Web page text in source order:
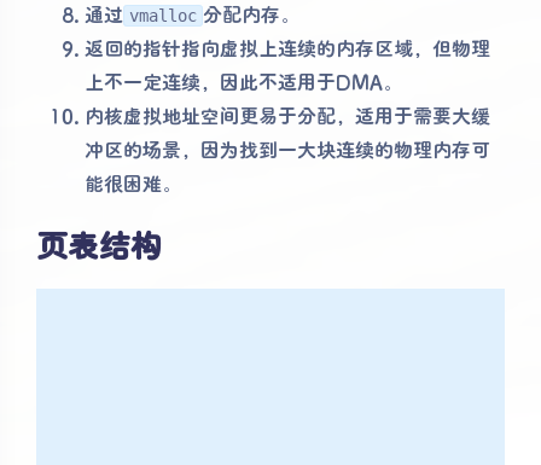
通过 vmalloc 分配内存。
返回的指针指向虚拟上连续的内存区域，但物理
上不一定连续，因此不适用于DMA。
内核虚拟地址空间更易于分配，适用于需要大缓
冲区的场景，因为找到一大块连续的物理内存可
能很困难。
页表结构